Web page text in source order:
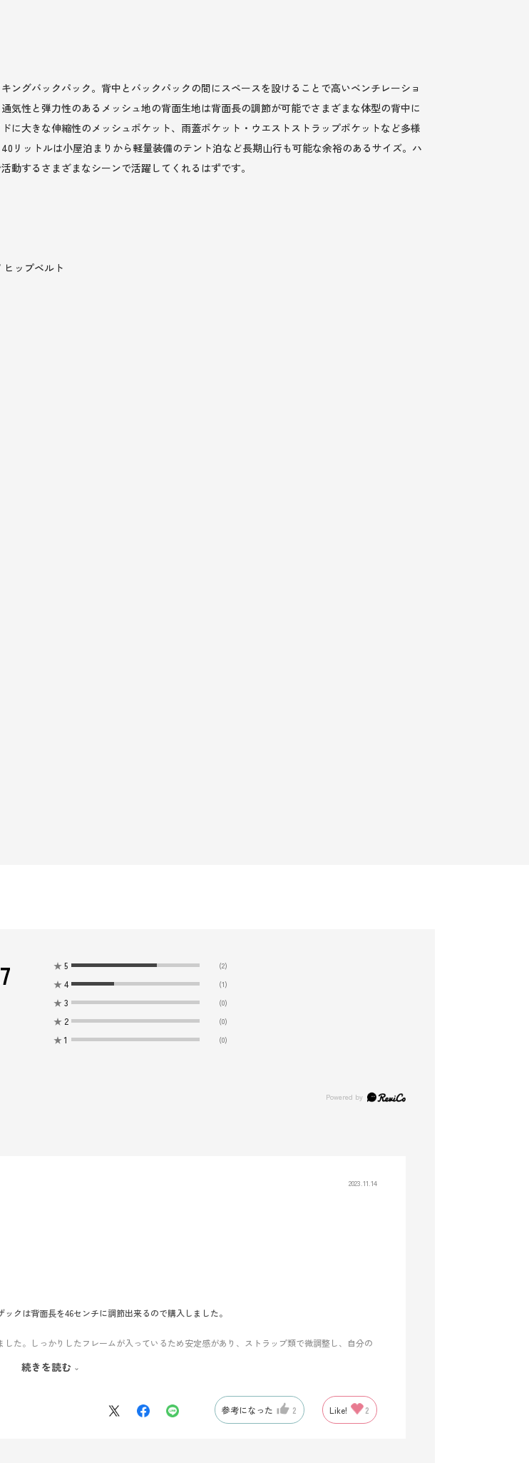
グバックパック。背中とバックパックの間にスペースを設けることで高いベンチレーショ
気性と弾力性のあるメッシュ地の背面生地は背面長の調節が可能でさまざまな体型の背中に
に大きな伸縮性のメッシュポケット、雨蓋ポケット・ウエストストラップポケットなど多様
リットルは小屋泊まりから軽量装備のテント泊など長期山行も可能な余裕のあるサイズ。ハ
するさまざまなシーンで活躍してくれるはずです。
ップベルト
★ 5 (2)
★ 4 (1)
★ 3 (0)
★ 2 (0)
★ 1 (0)
2023.11.14
クは背面長を46センチに調節出来るので購入しました。
た。しっかりしたフレームが入っているため安定感があり、ストラップ類で微調整し、自分の
。サイドのメッシュポケットは背負ったままドリンクを取り出せる形状ではないです。私はペ
続きを読む
参考になった 2 Like! 2